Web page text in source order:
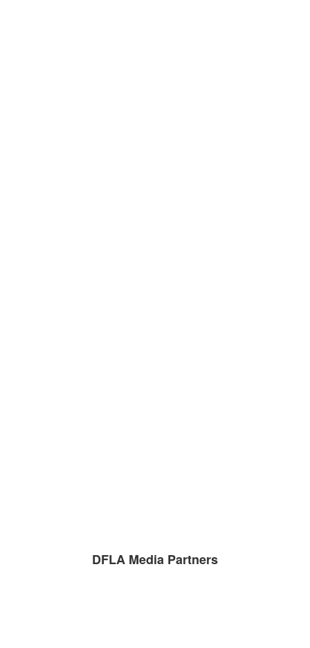
DFLA Media Partners